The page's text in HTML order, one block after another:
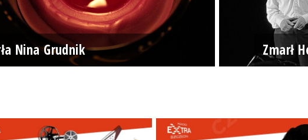
Nina Grudnik Zmarł